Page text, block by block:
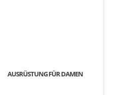
AUSRÜSTUNG FÜR DAMEN